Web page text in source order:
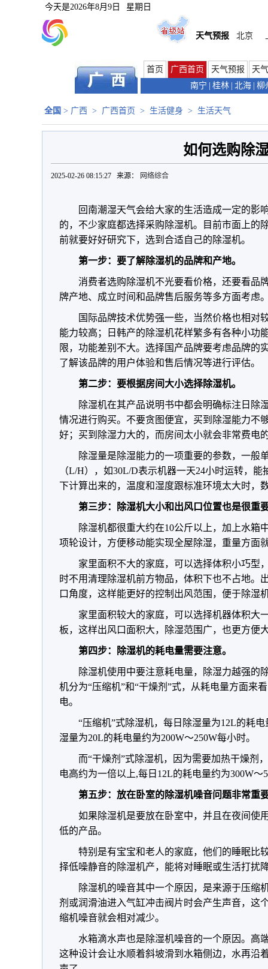
今天是2026年8月9日 星期日
天气预报 北京
首页 广西首页 天气预报
天
南宁
桂林 北海 柳
全国 > 广西 > 广西首页 > 生活健身 > 生活天气
如何选购除
2025-02-26 08:15:27 来源： 网络综合
回南潮湿天气会给大家的生活造成一定的影
的，不少家庭都选择采购除湿机。目前市面上的
前就要好好研究下，选到合适自己的除湿机。
第一步：要了解除湿机的品牌和产地。
消费者选购除湿机不光要看价格，还要看品
牌产地、成立时间和品牌售后服务等多方面考虑
国际品牌技术优势强一些，当然价格也相对
能力较高；日韩产的除湿机花样繁多有各种小功
限，功能差别不大。选择国产品牌要考虑品牌的
了解该品牌的用户体验和售后情况等进行评估。
第二步：要根据房间大小选择除湿机。
除湿机在其产品说明书中都会明确标注日除
情况进行购买。不要贪图便宜，买到除湿能力不
好；买到除湿力大的，而房间太小就会非常费电
除湿量是除湿能力的一项重要的参数，一般
（L/H），如30L/D表示机器一天24小时运转，
下计算出来的，温度和湿度跟标准环境太大时，
第三步：除湿机大小和出风口位置也是很重
除湿机都很重大约在10公斤以上，加上水箱
项轮设计，方便移动能实现全屋除湿，重量方面
家里面积不大的家庭，可以选择体积小巧型
时不用清理除湿机前方物品，体积下也不占地。
口角度，这样能更好的控制出风范围，便于除湿
家里面积较大的家庭，可以选择机器体积大
板，这样出风口面积大，除湿范围广，也更方便
第四步：除湿机的耗电量需要注意。
除湿机使用中要注意耗电量，除湿力越强的
机分为“压缩机”和“干燥剂”式，从耗电量方面来
电。
“压缩机”式除湿机，每日除湿量为12L的耗
湿量为20L的耗电量约为200W～250W每小时。
而“干燥剂”式除湿机，因为需要加热干燥剂
电高约为一倍以上,每日12L的耗电量约为300W
第五步：放在卧室的除湿机噪音问题非常重
如果除湿机是要放在卧室中，并且在夜间使
低的产品。
特别是有宝宝和老人的家庭，他们的睡眠比
择低噪静音的除湿机产，能将对睡眠或生活打扰
除湿机的噪音其中一个原因，是来源于压缩
剂或润滑油进入气缸冲击阀片时会产生声音，这
缩机噪音就会相对减少。
水箱滴水声也是除湿机噪音的一个原因。高
这种设计会让水顺着斜坡滑到水箱侧边，水再沿